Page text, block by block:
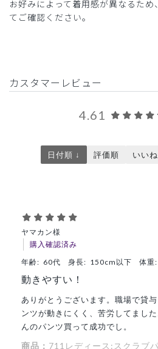
お好みによって着用感が異なるため、
てご確認ください。
カスタマーレビュー
4.61
日付順 ↓ 評価順 いい
ヤマカン様
購入確認済み
年齢: 60代 身長: 150cm以下 体重:
動きやすい！
ありがとうございます。職場で貸
ンツが動きにくく、苦労してまし
んのパンツ買って成功でし。
商品： 711レディース:スクラブ